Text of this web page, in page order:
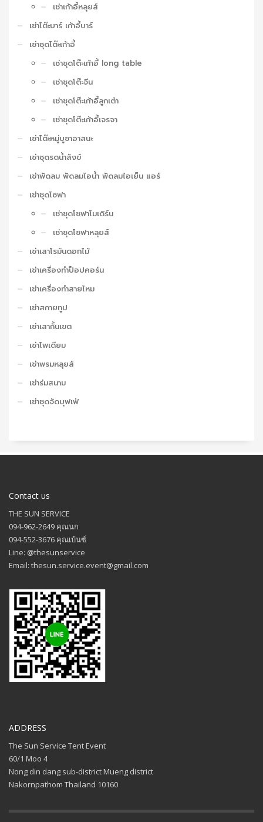
เช่าเก้าอี้หลุยส์
เช่าโต๊ะบาร์ เก้าอี้บาร์
เช่าชุดโต๊ะเก้าอี้
เช่าชุดโต๊ะเก้าอี้ long table
เช่าชุดโต๊ะจีน
เช่าชุดโต๊ะเก้าอี้ลูกเต๋า
เช่าชุดโต๊ะเก้าอี้เจรจา
เช่าโต๊ะหมู่บูชาอาสนะ
เช่าชุดรดน้ำสังข์
เช่าพัดลม พัดลมไอน้ำ พัดลมไอเย็น แอร์
เช่าชุดโซฟา
เช่าชุดโซฟาโมเดิร์น
เช่าชุดโซฟาหลุยส์
เช่าเสาโรมันดอกไม้
เช่าเครื่องทำป็อปคอร์น
เช่าเครื่องทำสายไหม
เช่าสกายทูป
เช่าเสากั้นเขต
เช่าโพเดียม
เช่าพรมหลุยส์
เช่าร่มสนาม
เช่าชุดจัดบุฟเฟ่
Contact us
THE SUN SERVICE
094-962-2649 คุณนก
094-552-3676 คุณเบ้นซ์
Line: @thesunservice
Email: thesun.service.event@gmail.com
ADDRESS
The Sun Service Tent Event
60/1 Moo 4
Nong din dang sub-district Mueng district
Nakornpathom Thailand 10160